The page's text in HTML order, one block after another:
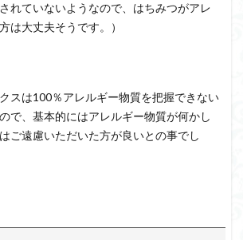
れていないようなので、はちみつがアレ
は大丈夫そうです。）
スは100％アレルギー物質を把握できない
で、基本的にはアレルギー物質が何かし
ご遠慮いただいた方が良いとの事でし